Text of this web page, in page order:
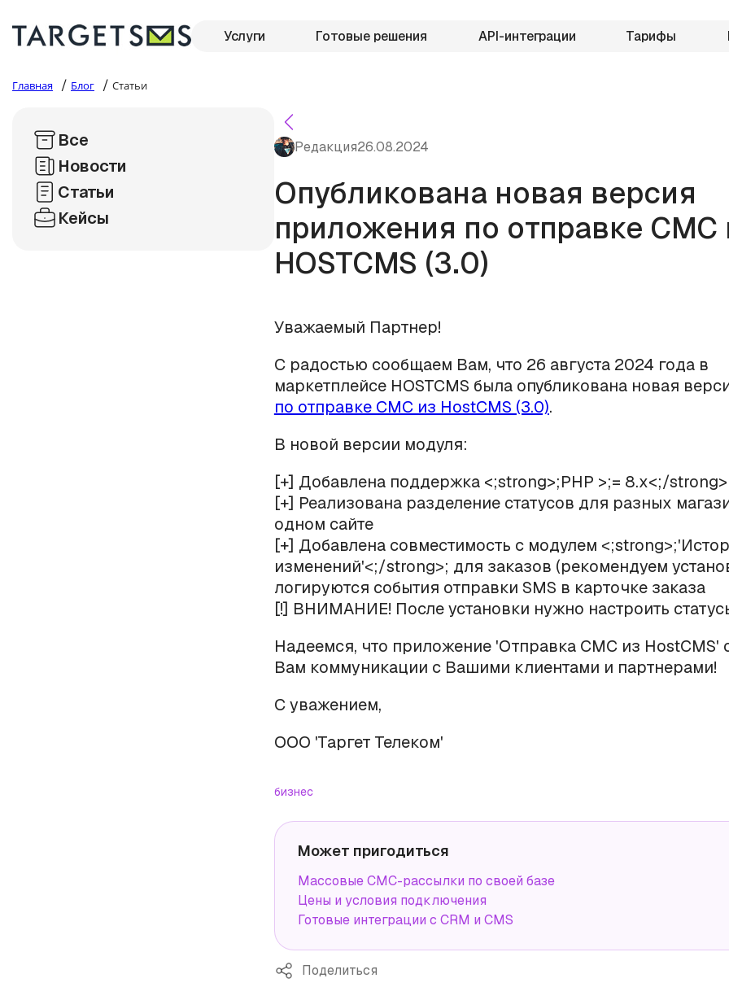
Услуги Готовые решения API-интеграции Тарифы
Главная / Блог / Статьи
Все
Новости
Статьи
Кейсы
Редакция26.08.2024
Опубликована новая версия
приложения по отправке СМС
HOSTCMS (3.0)
Уважаемый Партнер!
С радостью сообщаем Вам, что 26 августа 2024 года в
маркетплейсе HOSTCMS была опубликована новая
по отправке СМС из HostCMS (3.0).
В новой версии модуля:
[+] Добавлена поддержка <;strong>;PHP >;= 8.x<;/
[+] Реализована разделение статусов для разных
одном сайте
[+] Добавлена совместимость с модулем
изменений'<;/strong>; для заказов (рекомендуем
логируются события отправки SMS в карточке заказа
[!] ВНИМАНИЕ! После установки нужно настроить
Надеемся, что приложение 'Отправка СМС из HostCMS'
Вам коммуникации с Вашими клиентами и партнерами!
С уважением,
ООО 'Таргет Телеком'
бизнес
Может пригодиться
Массовые СМС-рассылки по своей базе
Цены и условия подключения
Готовые интеграции с CRM и CMS
Поделиться